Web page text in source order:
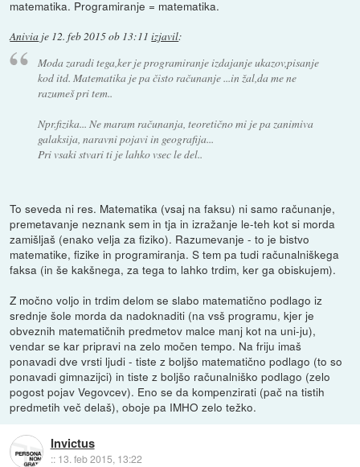
matematika. Programiranje = matematika.
Anivia je 12. feb 2015 ob 13:11 izjavil:
Moda zaradi tega,ker je programiranje izdajanje ukazov,pisanje
kod itd. Matematika je pa čisto računanje ...in žal,da me ne
razumeš pri tem..
Npr.fizika... Ne maram računanja, teoretično mi je pa zanimiva
galaksija, naravni pojavi in geografija...
Pri vsaki stvari ti je lahko vsec le del..
To seveda ni res. Matematika (vsaj na faksu) ni samo računanje,
premetavanje neznank sem in tja in izražanje le-teh kot si morda
zamišljaš (enako velja za fiziko). Razumevanje - to je bistvo
matematike, fizike in programiranja. S tem pa tudi računalniškega
faksa (in še kakšnega, za tega to lahko trdim, ker ga obiskujem).
Z močno voljo in trdim delom se slabo matematično podlago iz
srednje šole morda da nadoknaditi (na vsš programu, kjer je
obveznih matematičnih predmetov malce manj kot na uni-ju),
vendar se kar pripravi na zelo močen tempo. Na friju imaš
ponavadi dve vrsti ljudi - tiste z boljšo matematično podlago (to so
ponavadi gimnazijci) in tiste z boljšo računalniško podlago (zelo
pogost pojav Vegovcev). Eno se da kompenzirati (pač na tistih
predmetih več delaš), oboje pa IMHO zelo težko.
Invictus
:: 13. feb 2015, 13:22